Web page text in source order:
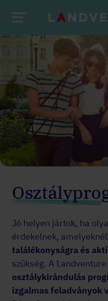
Jó helyen jártok, ha
érdekelnek, amelyeknél
találékonyságra és
szükség. A
osztálykirándulás
izgalmas feladványok